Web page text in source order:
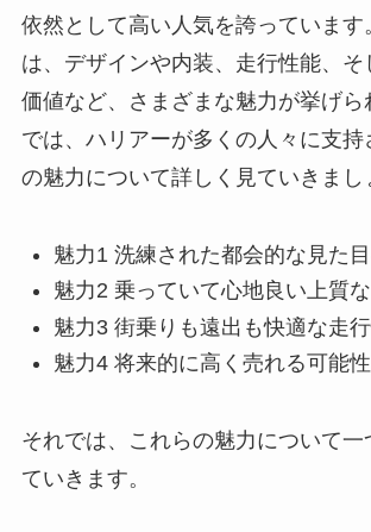
依然として高い人気を誇っています
は、デザインや内装、走行性能、そ
価値など、さまざまな魅力が挙げら
では、ハリアーが多くの人々に支持
の魅力について詳しく見ていきまし
魅力1 洗練された都会的な見た
魅力2 乗っていて心地良い上質
魅力3 街乗りも遠出も快適な走
魅力4 将来的に高く売れる可能
それでは、これらの魅力について一
ていきます。